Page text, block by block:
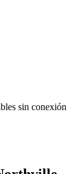
sin conexión